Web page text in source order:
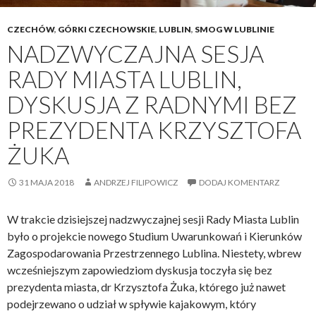
s
z
ą
d
l
i
CZECHÓW, GÓRKI CZECHOWSKIE, LUBLIN, SMOG W LUBLINIE
NADZWYCZAJNA SESJA
RADY MIASTA LUBLIN,
DYSKUSJA Z RADNYMI BEZ
PREZYDENTA KRZYSZTOFA
ŻUKA
31 MAJA 2018 ANDRZEJ FILIPOWICZ DODAJ KOMENTARZ
W trakcie dzisiejszej nadzwyczajnej sesji Rady Miasta Lublin
było o projekcie nowego Studium Uwarunkowań i Kierunków
Zagospodarowania Przestrzennego Lublina. Niestety, wbrew
wcześniejszym zapowiedziom dyskusja toczyła się bez
prezydenta miasta, dr Krzysztofa Żuka, którego już nawet
podejrzewano o udział w spływie kajakowym, który